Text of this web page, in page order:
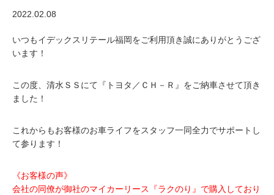
2022.02.08
いつもイデックスリテール福岡をご利用頂き誠にありがとうござ
います！
この度、清水ＳＳにて『トヨタ／ＣＨ－Ｒ』をご納車させて頂き
ました！
これからもお客様のお車ライフをスタッフ一同全力でサポートし
て参ります！
《お客様の声》
会社の同僚が御社のマイカーリース『ラクのり』で購入しており